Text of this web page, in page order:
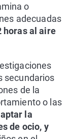
o
adecuadas
horas al aire
secundarios
de la
o las
la
de ocio, y